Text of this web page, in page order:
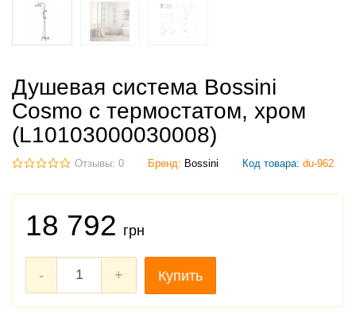
Душевая система Bossini
Cosmo с термостатом, хром
(L10103000030008)
Отзывы: 0 Бренд: Bossini Код товара: du-962
18 792 грн
- + Купить